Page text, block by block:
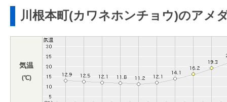
川根本町(カワネホンチョウ)のアメ
気温
(℃)